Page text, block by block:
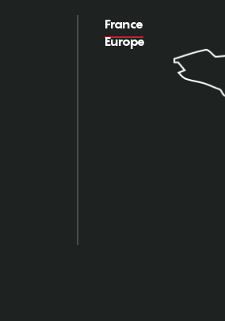
France
Europe